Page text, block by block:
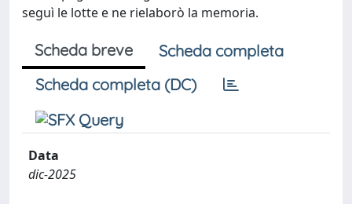
seguì le lotte e ne rielaborò la memoria.
Scheda breve
Scheda completa
Scheda completa (DC)
Data
dic-2025